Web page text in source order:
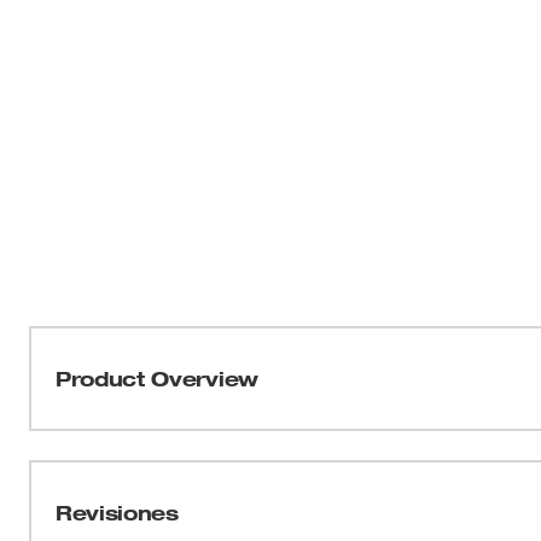
Product Overview
mediciones largas por su cuenta y tener un mayor
Revisiones